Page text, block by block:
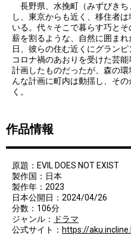
長野県、水挽町（みずびきち
し、東京からも近く、移住者
いる。代々そこで暮らす巧とそ
薪を割るような、自然に囲ま
日、彼らの住む近くにグラン
コロナ禍のあおりを受けた芸
計画したものだったが、森の
んな計画に町内は動揺し、そ
く。
作品情報
原題：EVIL DOES NOT EXIST
製作国：日本
製作年：2023
日本公開日：2024/04/26
分数：106分
ジャンル：
ドラマ
公式サイト： https://